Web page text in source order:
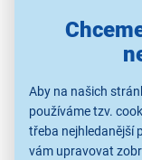
Aby na našich
používáme tzv.
třeba nejhledanější
vám upravovat